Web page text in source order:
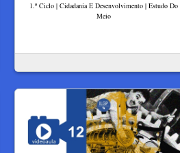
1.º Ciclo | Cidadania E Desenvolvimento | Estudo Do
Meio